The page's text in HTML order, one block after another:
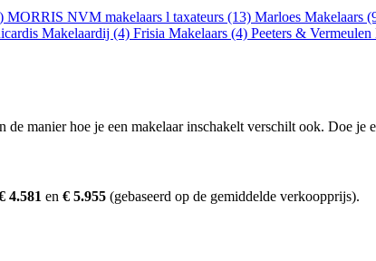
MORRIS NVM makelaars l taxateurs (13) Marloes Makelaars
Makelaardij (4) Frisia Makelaars (4) Peeters &
manier hoe je een makelaar inschakelt verschilt ook. Doe je
4.581 en € 5.955 (gebaseerd op de gemiddelde verkoopprijs).